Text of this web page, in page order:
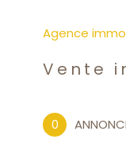
Agence
Vente
0